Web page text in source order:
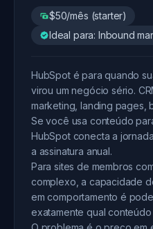
$50/mês (starter)
Ideal para: Inbound
HubSpot é para quando
virou um negócio sério.
marketing, landing pages,
Se você usa conteúdo
HubSpot conecta a
a assinatura anual.
Para sites de membros
complexo, a capacidade
em comportamento é
exatamente qual